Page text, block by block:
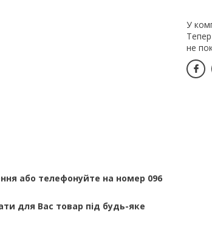
або телефонуйте на номер 096
для Вас товар під будь-яке
У
не